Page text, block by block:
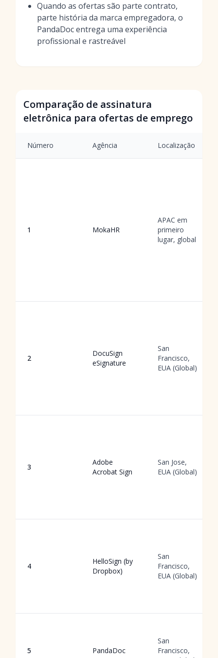
Quando as ofertas são parte contrato,
parte história da marca empregadora, o
PandaDoc entrega uma experiência
profissional e rastreável
Comparação de assinatura
eletrônica para ofertas de emprego
Número Agência Localização
1 MokaHR
APAC em
primeiro
lugar, global
2
DocuSign
eSignature
San
Francisco,
EUA (Global)
3
Adobe
Acrobat Sign
San Jose,
EUA (Global)
4
HelloSign (by
Dropbox)
San
Francisco,
EUA (Global)
5 PandaDoc
San
Francisco,